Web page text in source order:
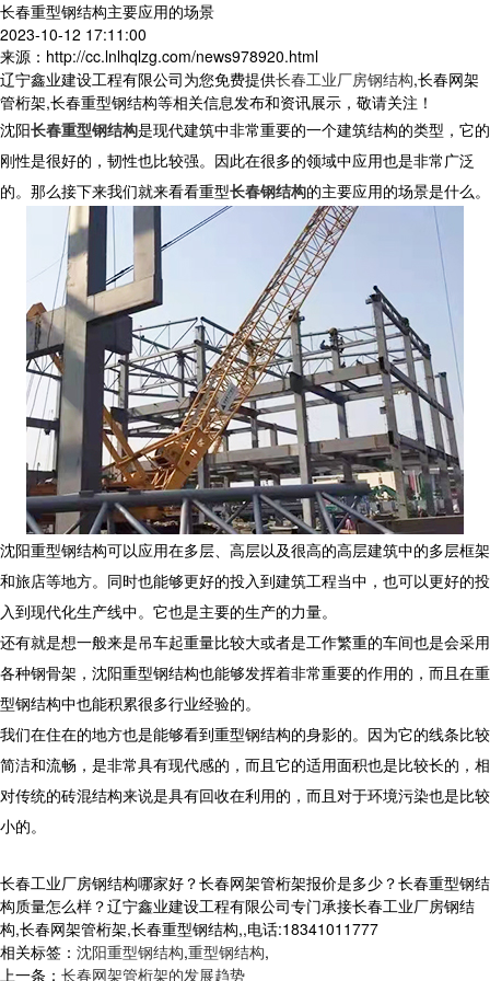
长春重型钢结构主要应用的场景
2023-10-12 17:11:00
来源：http://cc.lnlhqlzg.com/news978920.html
辽宁鑫业建设工程有限公司为您免费提供长春工业厂房钢结构,长春网架
管桁架,长春重型钢结构等相关信息发布和资讯展示，敬请关注！
沈阳长春重型钢结构是现代建筑中非常重要的一个建筑结构的类型，它的
刚性是很好的，韧性也比较强。因此在很多的领域中应用也是非常广泛
的。那么接下来我们就来看看重型长春钢结构的主要应用的场景是什么。
沈阳重型钢结构可以应用在多层、高层以及很高的高层建筑中的多层框架
和旅店等地方。同时也能够更好的投入到建筑工程当中，也可以更好的投
入到现代化生产线中。它也是主要的生产的力量。
还有就是想一般来是吊车起重量比较大或者是工作繁重的车间也是会采用
各种钢骨架，沈阳重型钢结构也能够发挥着非常重要的作用的，而且在重
型钢结构中也能积累很多行业经验的。
我们在住在的地方也是能够看到重型钢结构的身影的。因为它的线条比较
简洁和流畅，是非常具有现代感的，而且它的适用面积也是比较长的，相
对传统的砖混结构来说是具有回收在利用的，而且对于环境污染也是比较
小的。
长春工业厂房钢结构哪家好？长春网架管桁架报价是多少？长春重型钢结
构质量怎么样？辽宁鑫业建设工程有限公司专门承接长春工业厂房钢结
构,长春网架管桁架,长春重型钢结构,,电话:18341011777
相关标签： 沈阳重型钢结构,重型钢结构,
上一条： 长春网架管桁架的发展趋势